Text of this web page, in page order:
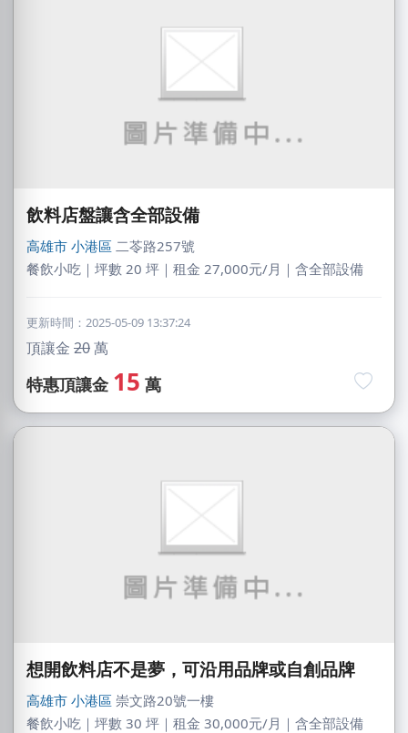
飲料店盤讓含全部設備
高雄市 小港區 二苓路257號
餐飲小吃｜坪數 20 坪｜租金 27,000元/月｜含全部設備
更新時間：2025-05-09 13:37:24
頂讓金 20萬
特惠頂讓金 15 萬
想開飲料店不是夢，可沿用品牌或自創品牌
高雄市 小港區 崇文路20號一樓
餐飲小吃｜坪數 30 坪｜租金 30,000元/月｜含全部設備